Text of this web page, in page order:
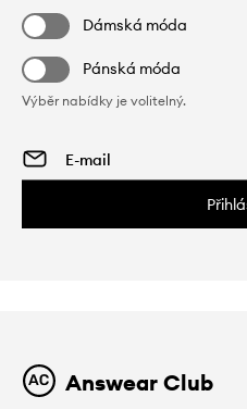
Dámská móda
Pánská móda
Výběr nabídky je volitelný.
Answear Club